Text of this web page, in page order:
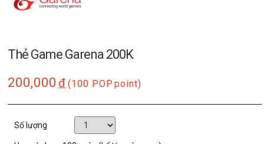
Thẻ Game Garena 200K
200,000 đ (100 POP point)
Số lượng